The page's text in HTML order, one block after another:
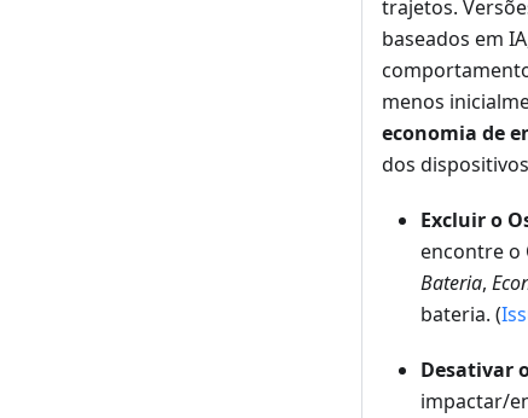
trajetos.
baseados em
menos
economia de
dos
Excluir o
encontre o
Bateria,
bateria. (
Desativar
impactar/